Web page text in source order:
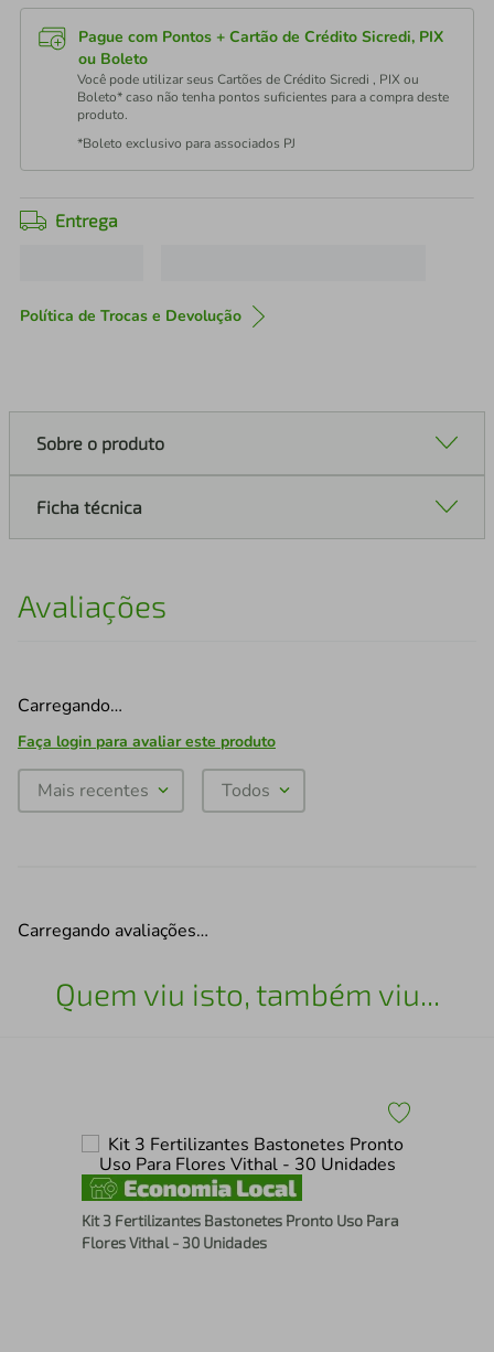
Pague com Pontos + Cartão de Crédito Sicredi, PIX
ou Boleto
Você pode utilizar seus Cartões de Crédito Sicredi , PIX ou
Boleto* caso não tenha pontos suficientes para a compra deste
produto.
*Boleto exclusivo para associados PJ
Entrega
Política de Trocas e Devolução
Sobre o produto
Ficha técnica
Avaliações
Carregando…
Faça login para avaliar este produto
Mais recentes Todos
Carregando avaliações…
Quem viu isto, também viu...
Kit 3 Fertilizantes Bastonetes Pronto Uso Para
Flores Vithal - 30 Unidades